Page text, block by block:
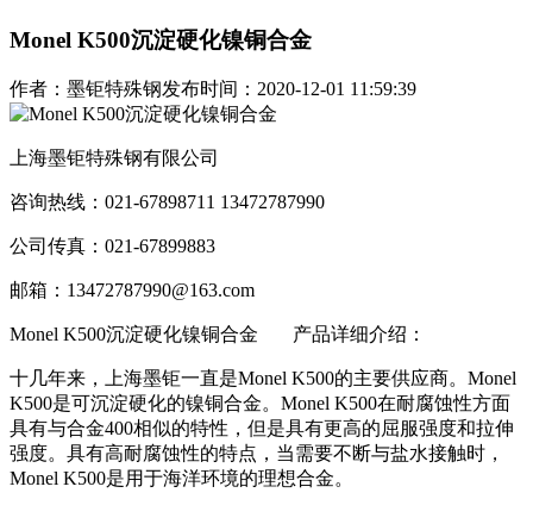
Monel K500沉淀硬化镍铜合金
作者：墨钜特殊钢发布时间：2020-12-01 11:59:39
上海墨钜特殊钢有限公司
咨询热线：021-67898711 13472787990
公司传真：021-67899883
邮箱：13472787990@163.com
Monel K500沉淀硬化镍铜合金 产品详细介绍：
十几年来，上海墨钜一直是Monel K500的主要供应商。Monel
K500是可沉淀硬化的镍铜合金。Monel K500在耐腐蚀性方面
具有与合金400相似的特性，但是具有更高的屈服强度和拉伸
强度。具有高耐腐蚀性的特点，当需要不断与盐水接触时，
Monel K500是用于海洋环境的理想合金。